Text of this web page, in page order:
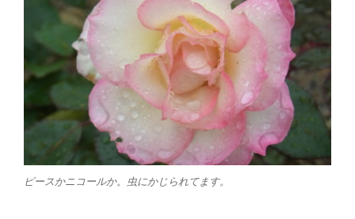
ピースかニコールか。虫にかじられてます。